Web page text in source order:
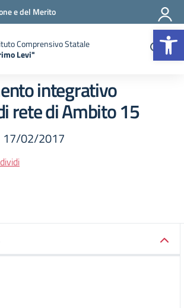
e del Merito
Comprensivo Statale
Levi"
integrativo
rete di Ambito 15
17/02/2017